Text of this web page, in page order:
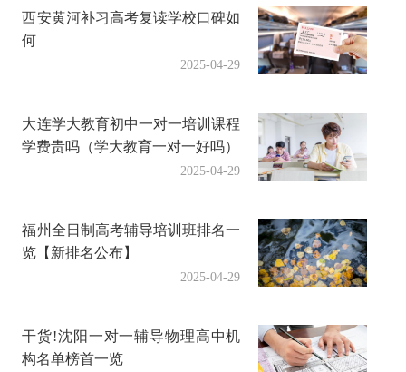
西安黄河补习高考复读学校口碑如
何
2025-04-29
大连学大教育初中一对一培训课程
学费贵吗（学大教育一对一好吗）
2025-04-29
福州全日制高考辅导培训班排名一
览【新排名公布】
2025-04-29
干货!沈阳一对一辅导物理高中机
构名单榜首一览